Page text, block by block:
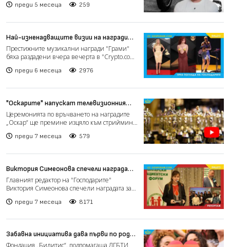
преди 5 месеца 259
Най-изненадващите визии на наградите
"Грами" (видео)
Престижните музикални награди "Грами"
бяха раздадени вчера вечерта в "Crypto.com
преди 6 месеца 2976
"Оскарите" напускат телевизионния
ефир от 2029 година
Церемонията по връчването на наградите
„Оскар“ ще премине изцяло към стрийминг
преди 7 месеца 579
Виктория Симеонова спечели наградата
за цялостен принос "Даниела Сеизова - в
името на живота" за материалите си на
Главният редактор на "Господарите"
Виктория Симеонова спечели наградата за
преди 7 месеца 8171
Забавна инициатива дава първи по рода
си награди за транс хора в София